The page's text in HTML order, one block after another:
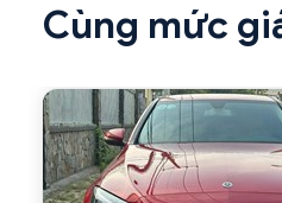
Cùng mức